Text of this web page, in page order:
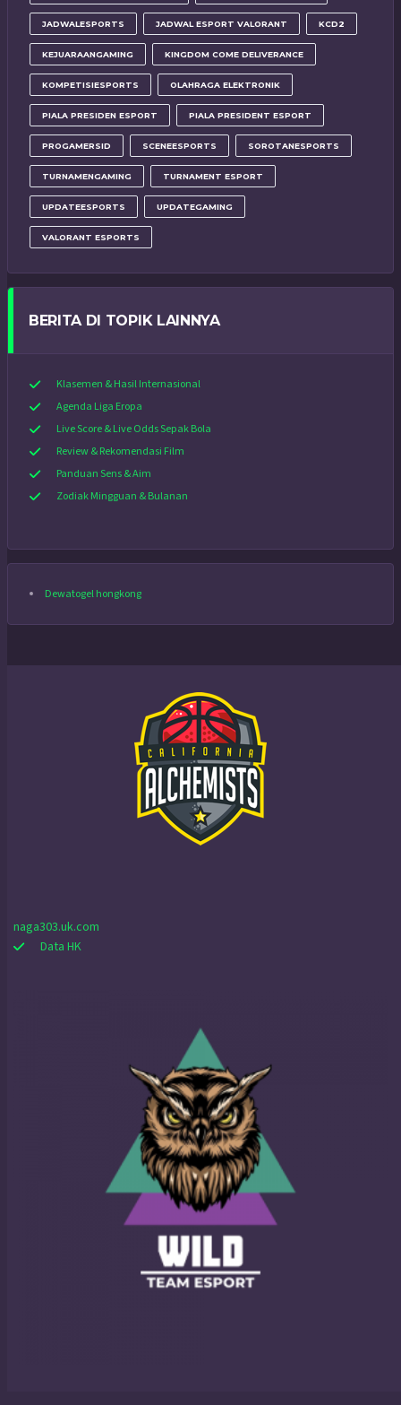
JADWALESPORTS JADWAL ESPORT VALORANT KCD2
KEJUARAANGAMING KINGDOM COME DELIVERANCE
KOMPETISIESPORTS OLAHRAGA ELEKTRONIK
PIALA PRESIDEN ESPORT PIALA PRESIDENT ESPORT
PROGAMERSID SCENEESPORTS SOROTANESPORTS
TURNAMENGAMING TURNAMENT ESPORT
UPDATEESPORTS UPDATEGAMING
VALORANT ESPORTS
BERITA DI TOPIK LAINNYA
Klasemen & Hasil Internasional
Agenda Liga Eropa
Live Score & Live Odds Sepak Bola
Review & Rekomendasi Film
Panduan Sens & Aim
Zodiak Mingguan & Bulanan
Dewatogel hongkong
naga303.uk.com
Data HK